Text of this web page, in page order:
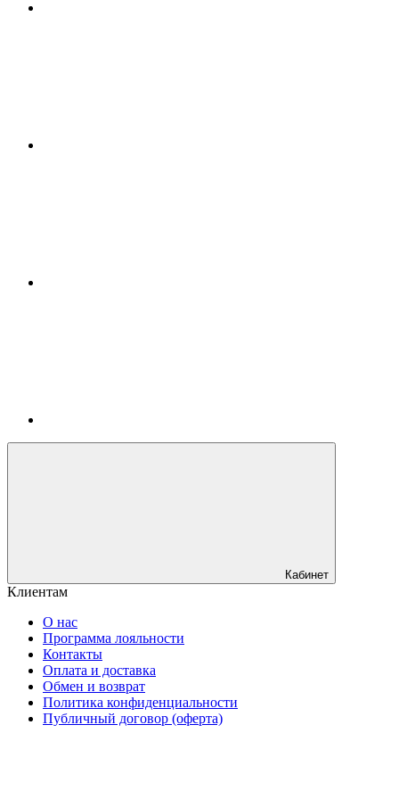
Кабинет
Клиентам
О нас
Программа лояльности
Контакты
Оплата и доставка
Обмен и возврат
Политика конфиденциальности
Публичный договор (оферта)